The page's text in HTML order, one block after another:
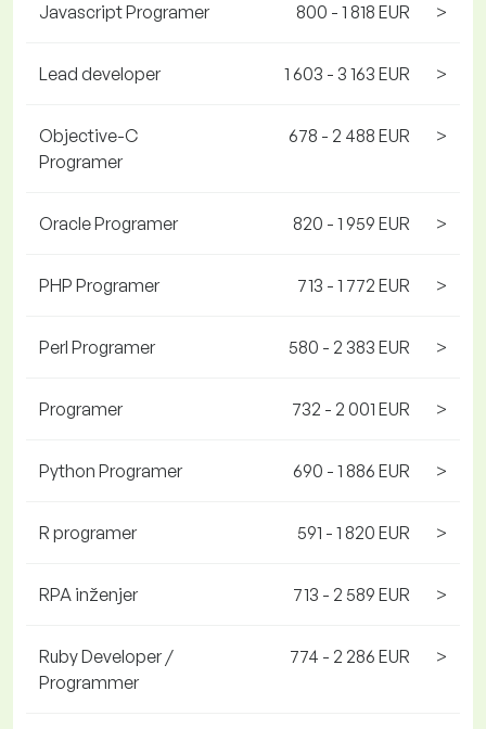
Javascript Programer 800 - 1 818 EUR >
Lead developer 1 603 - 3 163 EUR >
Objective-C
Programer
678 - 2 488 EUR >
Oracle Programer 820 - 1 959 EUR >
PHP Programer 713 - 1 772 EUR >
Perl Programer 580 - 2 383 EUR >
Programer 732 - 2 001 EUR >
Python Programer 690 - 1 886 EUR >
R programer 591 - 1 820 EUR >
RPA inženjer 713 - 2 589 EUR >
Ruby Developer /
Programmer
774 - 2 286 EUR >